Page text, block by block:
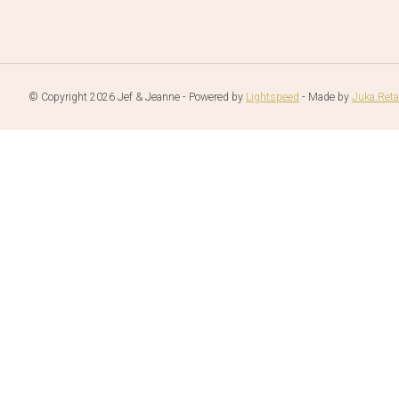
© Copyright 2026 Jef & Jeanne - Powered by Lightspeed - Made by